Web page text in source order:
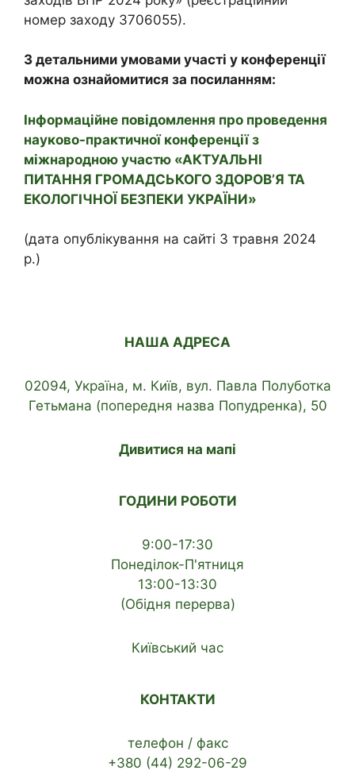
номер заходу 3706055).
З детальними умовами участі у конференції
можна ознайомитися за посиланням:
Інформаційне повідомлення про проведення
науково-практичної конференції з
міжнародною участю «АКТУАЛЬНІ
ПИТАННЯ ГРОМАДСЬКОГО ЗДОРОВ’Я ТА
ЕКОЛОГІЧНОЇ БЕЗПЕКИ УКРАЇНИ»
(дата опублікування на сайті 3 травня 2024
р.)
НАША АДРЕСА
02094, Україна, м. Київ, вул. Павла Полуботка
Гетьмана (попередня назва Попудренка), 50
Дивитися на мапі
ГОДИНИ РОБОТИ
9:00-17:30
Понеділок-П'ятниця
13:00-13:30
(Обідня перерва)
Київський час
КОНТАКТИ
телефон / факс
+380 (44) 292-06-29